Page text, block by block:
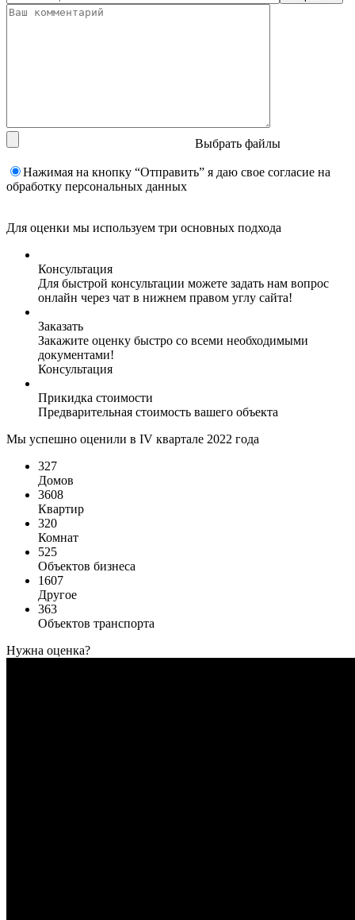
Выбрать файлы
Нажимая на кнопку “Отправить” я даю свое согласие на
обработку персональных данных
Для оценки мы используем три основных подхода
Консультация
Для быстрой консультации можете задать нам вопрос
онлайн через чат в нижнем правом углу сайта!
Заказать
Закажите оценку быстро со всеми необходимыми
документами!
Консультация
Прикидка стоимости
Предварительная стоимость вашего объекта
Мы успешно оценили в IV квартале 2022 года
327
Домов
3608
Квартир
320
Комнат
525
Объектов бизнеса
1607
Другое
363
Объектов транспорта
Нужна оценка?